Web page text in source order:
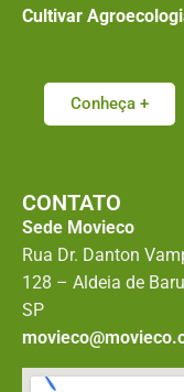
Cultivar
Conheça +
CONTATO
Sede Movieco
Rua Dr. Danton
128 – Aldeia de
SP